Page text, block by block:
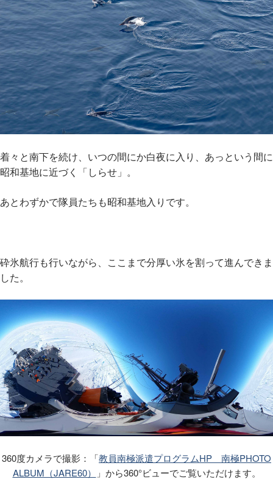
着々と南下を続け、いつの間にか白夜に入り、あっという間に
昭和基地に近づく「しらせ」。
あとわずかで隊員たちも昭和基地入りです。
砕氷航行も行いながら、ここまで分厚い氷を割って進んできま
した。
360度カメラで撮影：「教員南極派遣プログラムHP 南極PHOTO
ALBUM（JARE60）
」から360°ビューでご覧いただけます。